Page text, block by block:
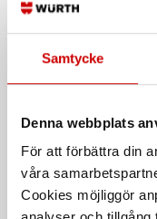
Samtycke
Denna webbplats
För att förbättra din
våra
Cookies möjliggör
Transparant.